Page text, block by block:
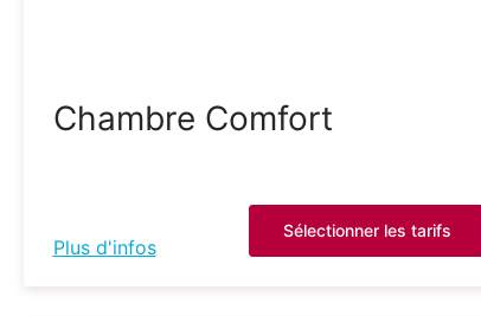
Chambre Comfort
Plus d'infos
Sélectionner les tarifs